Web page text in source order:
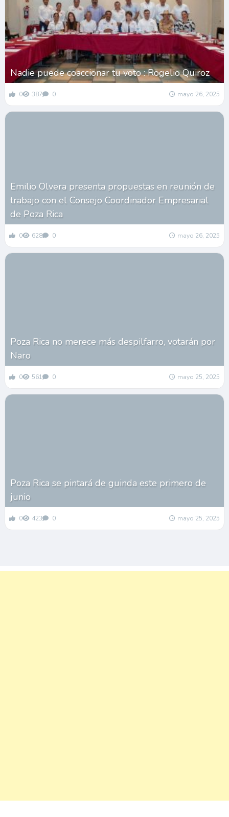
Nadie puede coaccionar tu voto : Rogelio Quiroz
0 387 0 mayo 26, 2025
Emilio Olvera presenta propuestas en reunión de
trabajo con el Consejo Coordinador Empresarial
de Poza Rica
0 628 0 mayo 26, 2025
Poza Rica no merece más despilfarro, votarán por
Naro
0 561 0 mayo 25, 2025
Poza Rica se pintará de guinda este primero de
junio
0 423 0 mayo 25, 2025